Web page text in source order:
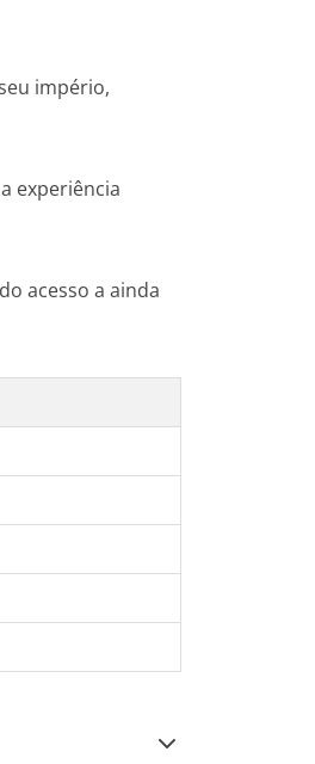
império,
experiência
acesso a ainda